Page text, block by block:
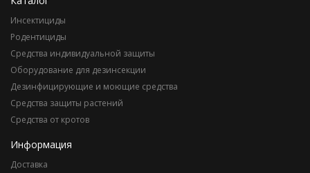
Инсектициды
Родентициды
Средства индивидуальной защиты
Оборудование для дезинсекции
Дезинфицирующие и моющие средства
Средства защиты растений
Средства от кротов
Информация
Доставка